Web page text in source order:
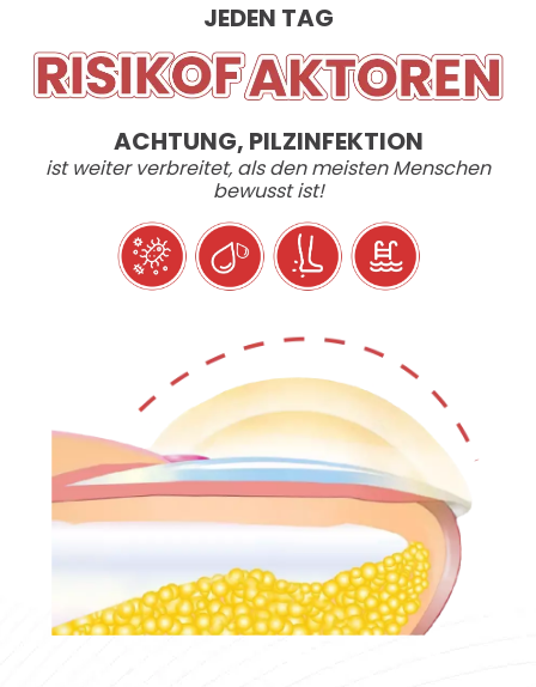
JEDEN TAG
ACHTUNG, PILZINFEKTION
ist weiter verbreitet, als den meisten Menschen
bewusst ist!